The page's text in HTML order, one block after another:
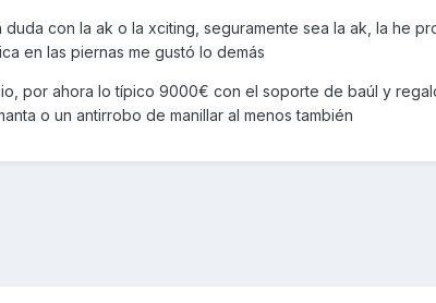
duda con la ak o la xciting, seguramente sea la ak, la he
en las piernas me gustó lo demás
por ahora lo típico 9000€ con el soporte de baúl y
o un antirrobo de manillar al menos también